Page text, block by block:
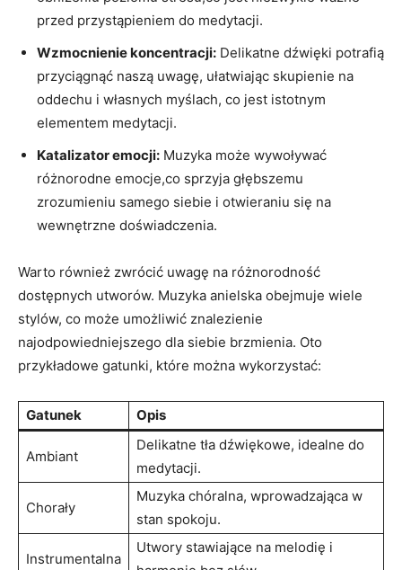
przed ​przystąpieniem do⁣ medytacji.
Wzmocnienie ⁣koncentracji: ⁤Delikatne​ dźwięki potrafią
przyciągnąć naszą uwagę, ułatwiając skupienie na
oddechu⁤ i własnych myślach, co⁤ jest istotnym
elementem medytacji.
Katalizator emocji: Muzyka ‌może wywoływać
różnorodne emocje,co sprzyja głębszemu
zrozumieniu samego siebie ​i otwieraniu ⁢się na
wewnętrzne ⁢doświadczenia.
Warto również⁢ zwrócić​ uwagę na różnorodność
dostępnych utworów. Muzyka ⁤anielska​ obejmuje wiele
stylów, co może umożliwić⁢ znalezienie
najodpowiedniejszego dla siebie brzmienia. Oto
przykładowe gatunki, ‍które można wykorzystać:
Gatunek Opis
Ambiant
Delikatne tła dźwiękowe, idealne ​do
medytacji.
Chorały
Muzyka⁤ chóralna, ⁣wprowadzająca w
stan spokoju.
Instrumentalna
Utwory stawiające na melodię i